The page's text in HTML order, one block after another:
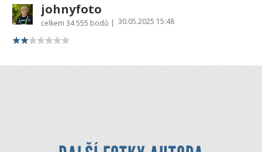
johnyfoto
celkem 34 555 bodů | 30.05.2025 15:48